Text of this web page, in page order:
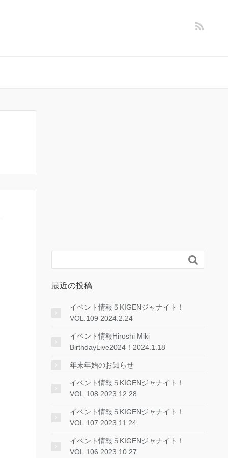

最近の投稿
イベント情報５KIGENジャナイト！
VOL.109 2024.2.24
イベント情報Hiroshi Miki
BirthdayLive2024！2024.1.18
年末年始のお知らせ
イベント情報５KIGENジャナイト！
VOL.108 2023.12.28
イベント情報５KIGENジャナイト！
VOL.107 2023.11.24
イベント情報５KIGENジャナイト！
VOL.106 2023.10.27